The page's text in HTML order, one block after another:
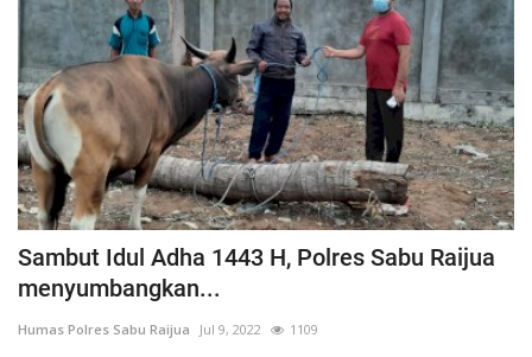
Sambut Idul Adha 1443 H, Polres Sabu Raijua
menyumbangkan...
Humas Polres Sabu Raijua Jul 9, 2022 1109